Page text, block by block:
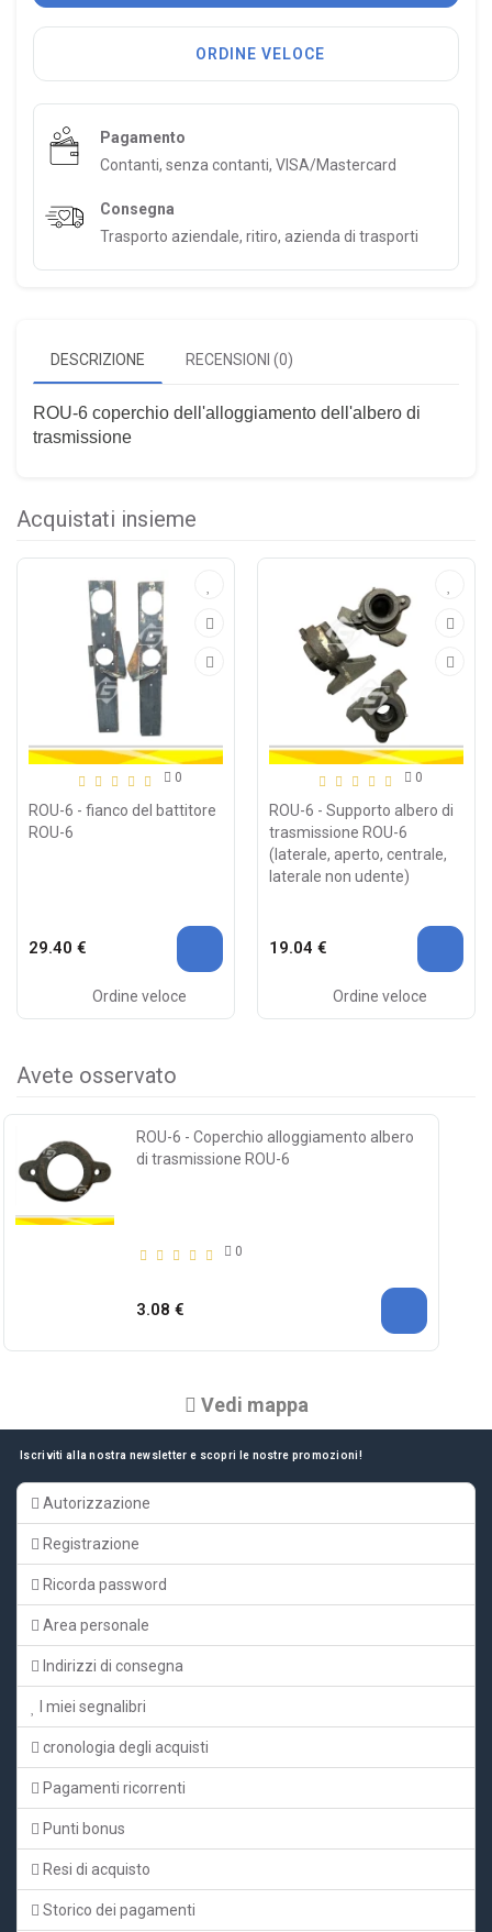
ORDINE VELOCE
Pagamento
Contanti, senza contanti, VISA/Mastercard
Consegna
Trasporto aziendale, ritiro, azienda di trasporti
DESCRIZIONE RECENSIONI (0)
ROU-6 coperchio dell'alloggiamento dell'albero di
trasmissione
Acquistati insieme
0
ROU-6 - fianco del battitore
ROU-6
29.40 €
Ordine veloce
0
ROU-6 - Supporto albero di
trasmissione ROU-6
(laterale, aperto, centrale,
laterale non udente)
19.04 €
Ordine veloce
Avete osservato
ROU-6 - Coperchio alloggiamento albero
di trasmissione ROU-6
0
3.08 €
Vedi mappa
Iscriviti alla nostra newsletter e scopri le nostre promozioni!
Autorizzazione
Registrazione
Ricorda password
Area personale
Indirizzi di consegna
I miei segnalibri
cronologia degli acquisti
Pagamenti ricorrenti
Punti bonus
Resi di acquisto
Storico dei pagamenti